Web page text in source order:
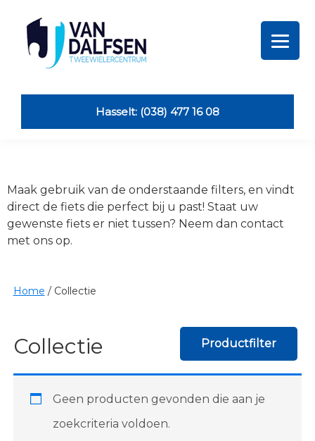
primary
navigation
primary
footer
Dalfsen
TweewielersHasselt: (038) 477 16 08
Maak gebruik van de onderstaande filters, en vindt
direct de fiets die perfect bij u past! Staat uw
gewenste fiets er niet tussen? Neem dan contact
met ons op.
Productfilter
Home / Collectie
Collectie
Geen producten gevonden die aan je
zoekcriteria voldoen.